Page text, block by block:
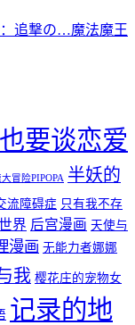
：追撃の…魔法魔王
要谈恋爱
冒险PIPOPA 半妖的
流障碍症 只有我不存
界 后宫漫画 天使与
漫画 无能力者娜娜
我 樱花庄的宠物女
记录的地